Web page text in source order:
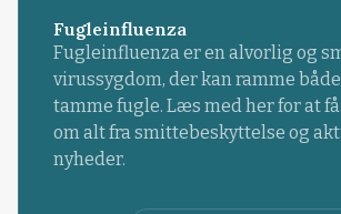
Fugleinfluenza
Fugleinfluenza er en alvorlig og
virussygdom, der kan ramme
tamme fugle. Læs med her for at
om alt fra smittebeskyttelse og
nyheder.